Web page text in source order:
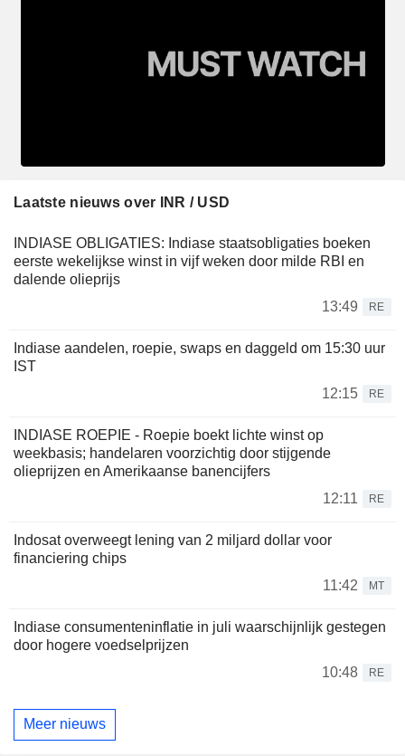
Laatste nieuws over INR / USD
INDIASE OBLIGATIES: Indiase staatsobligaties boeken
eerste wekelijkse winst in vijf weken door milde RBI en
dalende olieprijs
13:49
RE
Indiase aandelen, roepie, swaps en daggeld om 15:30 uur
IST
12:15
RE
INDIASE ROEPIE - Roepie boekt lichte winst op
weekbasis; handelaren voorzichtig door stijgende
olieprijzen en Amerikaanse banencijfers
12:11
RE
Indosat overweegt lening van 2 miljard dollar voor
financiering chips
11:42
MT
Indiase consumenteninflatie in juli waarschijnlijk gestegen
door hogere voedselprijzen
10:48
RE
Meer nieuws